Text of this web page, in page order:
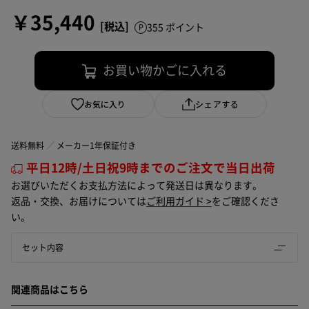
￥35,440 355 ポイント
お買い物かごに入れる
お気に入り シェアする
送料無料 メーカー1年保証付き
平日12時/土日祝9時までのご注文で当日出荷
お選びいただくお支払方法によって発送日は異なります。
返品・交換、お届けについては ご利用ガイド >をご確認くださ
い。
セット内容
関連商品はこちら